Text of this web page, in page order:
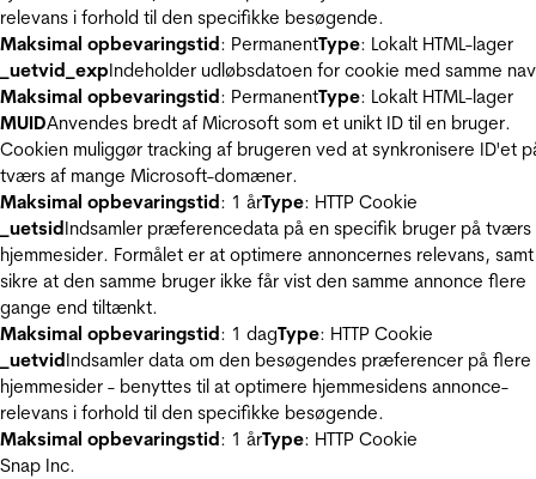
relevans i forhold til den specifikke besøgende.
Maksimal opbevaringstid: PermanentType: Lokalt HTML-lager
_uetvid_expIndeholder udløbsdatoen for cookie med samme
Maksimal opbevaringstid: PermanentType: Lokalt HTML-lager
MUIDAnvendes bredt af Microsoft som et unikt ID til en bruger.
Cookien muliggør tracking af brugeren ved at synkronisere ID'et
tværs af mange Microsoft-domæner.
Maksimal opbevaringstid: 1 årType: HTTP Cookie
_uetsidIndsamler præferencedata på en specifik bruger på tværs
hjemmesider. Formålet er at optimere annoncernes relevans, samt
sikre at den samme bruger ikke får vist den samme annonce flere
gange end tiltænkt.
Maksimal opbevaringstid: 1 dagType: HTTP Cookie
_uetvidIndsamler data om den besøgendes præferencer på flere
hjemmesider - benyttes til at optimere hjemmesidens annonce-
relevans i forhold til den specifikke besøgende.
Maksimal opbevaringstid: 1 årType: HTTP Cookie
Snap Inc.